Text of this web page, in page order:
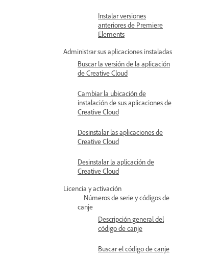
Instalar versiones
anteriores de Premiere
Elements
Administrar sus aplicaciones instaladas
Buscar la versión de la aplicación
de Creative Cloud
Cambiar la ubicación de
instalación de sus aplicaciones de
Creative Cloud
Desinstalar las aplicaciones de
Creative Cloud
Desinstalar la aplicación de
Creative Cloud
Licencia y activación
Números de serie y códigos de
canje
Descripción general del
código de canje
Buscar el código de canje